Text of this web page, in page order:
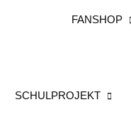
FANSHOP
SCHULPROJEKT